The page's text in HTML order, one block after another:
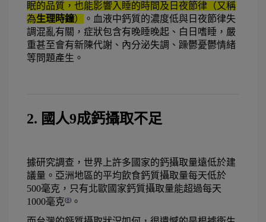
眠的品質，也能影響入睡的時間及日夜節律（又稱
為生理時鐘）
。血液中鈣質的濃度低與日夜節律失
調混亂有關，症狀包含有晚睡晚起、白日嗜睡，嚴
重甚至會有新陳代謝、內分泌失調、躁鬱憂鬱情緒
等問題產生。
2. 國人9成鈣攝取不足
據研究調查，世界上許多國家的鈣攝取量遠低於建
議量。亞洲地區的平均飲食鈣質攝取量每天低於
500毫克，只有北歐國家鈣質攝取量能超過每天
1000毫克(8) 。